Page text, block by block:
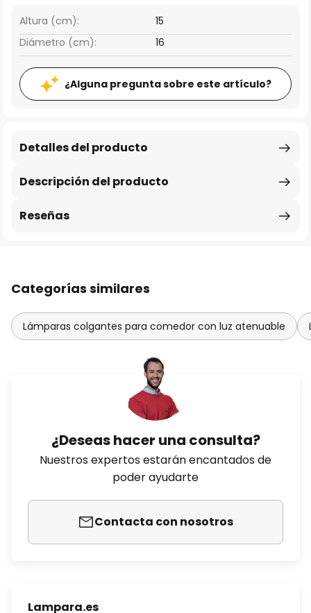
Altura (cm):
15
Diámetro (cm):
16
¿Alguna pregunta sobre este artículo?
Descripción del producto
Detalles del producto
Reseñas
Categorías similares
Lámparas colgantes para comedor con luz atenuable
¿Deseas hacer una consulta?
Nuestros expertos estarán encantados de
poder ayudarte
Contacta con nosotros
Lampara.es